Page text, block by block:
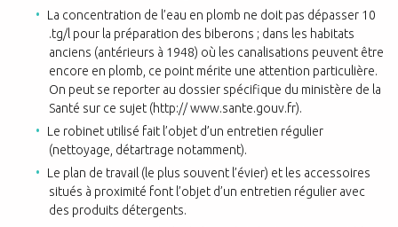
La concentration de l’eau en plomb ne doit pas dépasser 10
.tg/l pour la préparation des biberons ; dans les habitats
anciens (antérieurs à 1948) où les canalisations peuvent être
encore en plomb, ce point mérite une attention particulière.
On peut se reporter au dossier spécifique du ministère de la
Santé sur ce sujet (http:// www.sante.gouv.fr).
Le robinet utilisé fait l’objet d’un entretien régulier
(nettoyage, détartrage notamment).
Le plan de travail (le plus souvent l’évier) et les accessoires
situés à proximité font l’objet d’un entretien régulier avec
des produits détergents.